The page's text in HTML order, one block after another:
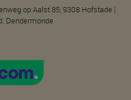
op Aalst 85, 9308 Hofstade |
Dendermonde